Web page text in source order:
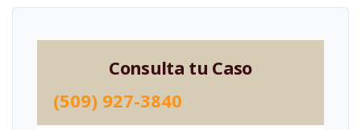
Consulta tu Caso
(509) 927-3840